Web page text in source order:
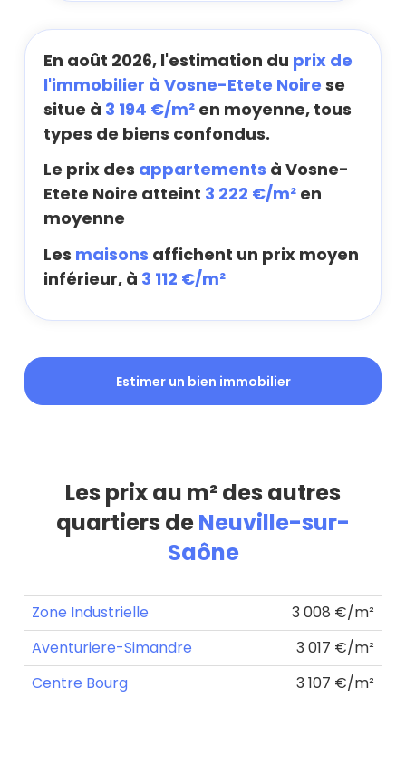
En août 2026, l'estimation du prix de
l'immobilier à Vosne-Etete Noire se
situe à 3 194 €/m² en moyenne, tous
types de biens confondus.
Le prix des appartements à Vosne-
Etete Noire atteint 3 222 €/m² en
moyenne
Les maisons affichent un prix moyen
inférieur, à 3 112 €/m²
Estimer un bien immobilier
Les prix au m² des autres
quartiers deNeuville-sur-
Saône
Zone Industrielle
3 008 €/m²
Aventuriere-Simandre
3 017 €/m²
Centre Bourg
3 107 €/m²